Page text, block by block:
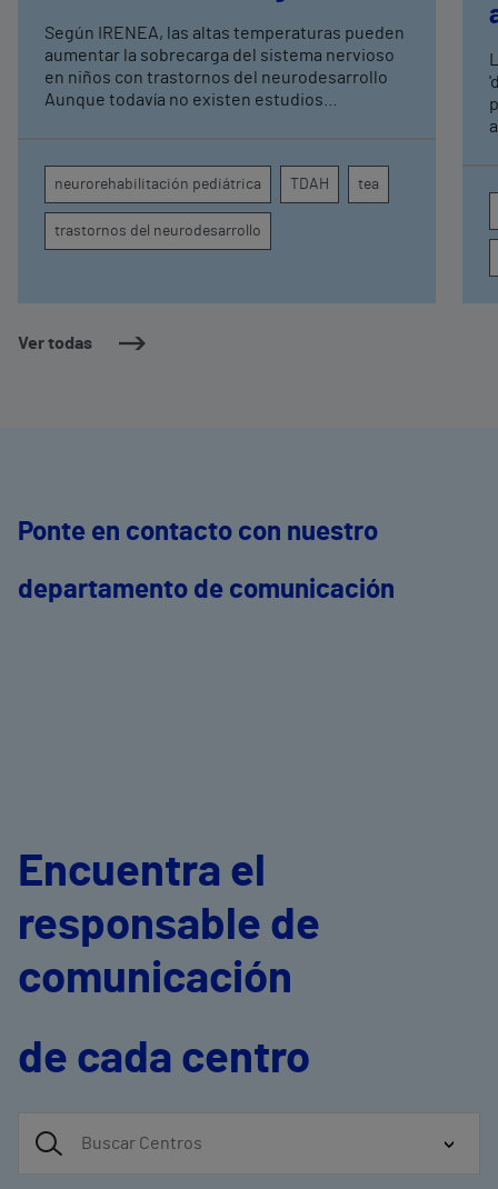
Ver todas
neurorrehabilitación
pediátrica de Vithas
Según IRENEA, las altas temperaturas pueden
aumentar la sobrecarga del sistema nervioso
en niños con trastornos del neurodesarrollo
Aunque todavía no existen estudios
atención, la regulación emocional y la
conducta
neurorehabilitación pediátrica TDAH tea
trastornos del neurodesarrollo
Ponte en contacto con nuestro
departamento de comunicación
Encuentra el
responsable de
comunicación
de cada centro